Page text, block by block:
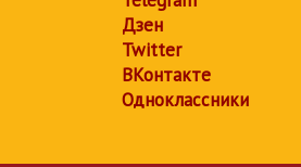
Дзен
Twitter
ВКонтакте
Одноклассники